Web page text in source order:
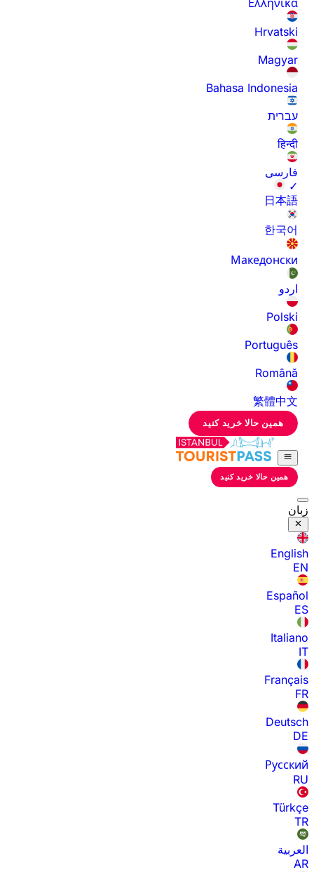
Ελληνικά
Hrvatski
Magyar
Bahasa Indonesia
עברית
हिन्दी
فارسی
✓
日本語
한국어
Македонски
اردو
Polski
Português
Română
繁體中文
همین حالا خرید کنید
همین حالا خرید کنید
زبان
English
EN
Español
ES
Italiano
IT
Français
FR
Deutsch
DE
Русский
RU
Türkçe
TR
العربية
AR